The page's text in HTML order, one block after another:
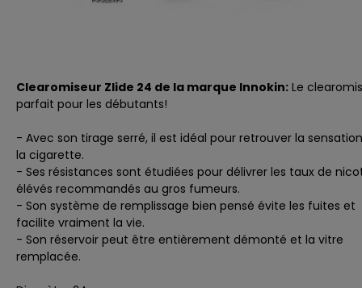
Clearomiseur Zlide 24 de la marque Innokin: Le
parfait pour les débutants!
- Avec son tirage serré, il est idéal pour retrouver la
la cigarette.
- Ses résistances sont étudiées pour délivrer les taux de
élévés recommandés au gros fumeurs.
- Son système de remplissage bien pensé évite les fuites et
facilite vraiment la vie.
- Son réservoir peut être entièrement démonté et la vitre
remplacée.